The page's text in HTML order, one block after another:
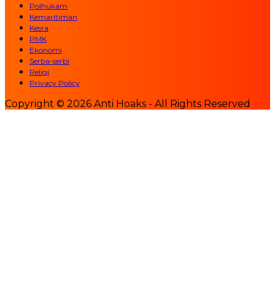
Polhukam
Kemaritiman
Kesra
PMK
Ekonomi
Serba-serbi
Religi
Privacy Policy
Copyright © 2026 Anti Hoaks - All Rights Reserved